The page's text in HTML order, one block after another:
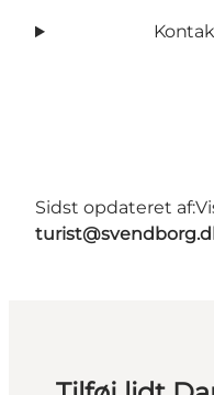
Sidst opdateret af: